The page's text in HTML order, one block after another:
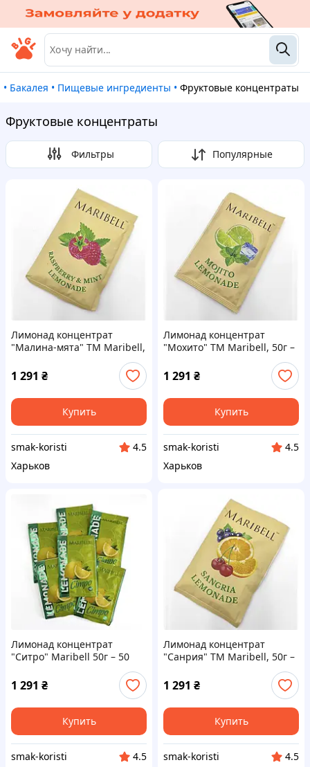
• Бакалея • Пищевые ингредиенты • Фруктовые концентраты
Фруктовые концентраты
Фильтры Популярные
Лимонад концентрат
"Малина-мята" ТМ Maribell,
50г – 50 шт. Код/Артикул
л222905ёё
1 291 ₴
Купить
smak-koristi
4.5
Харьков
Лимонад концентрат
"Мохито" ТМ Maribell, 50г –
л222904ёё
1 291 ₴
Купить
smak-koristi
4.5
Харьков
Лимонад концентрат
"Ситро" Maribell 50г – 50
НФ-00003144ёё
1 291 ₴
Купить
smak-koristi
4.5
Лимонад концентрат
"Санрия" ТМ Maribell, 50г –
л222907ёё
1 291 ₴
Купить
smak-koristi
4.5